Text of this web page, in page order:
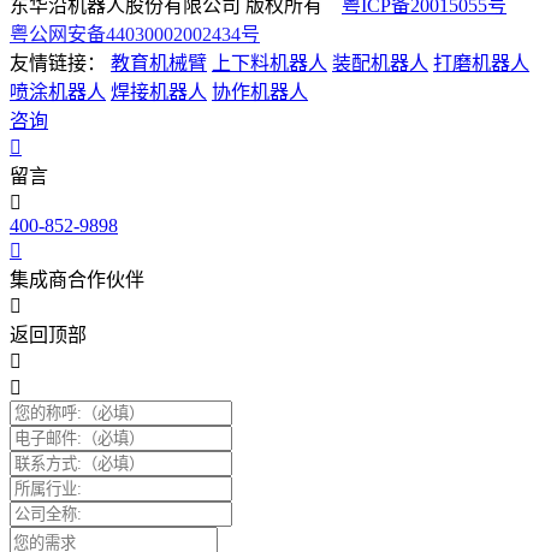
东华沿机器人股份有限公司 版权所有 粤ICP备20015055号
粤公网安备44030002002434号
友情链接：
教育机械臂 上下料机器人 装配机器人 打磨机器人
喷涂机器人 焊接机器人 协作机器人
咨询
留言
400-852-9898
集成商合作伙伴
返回顶部